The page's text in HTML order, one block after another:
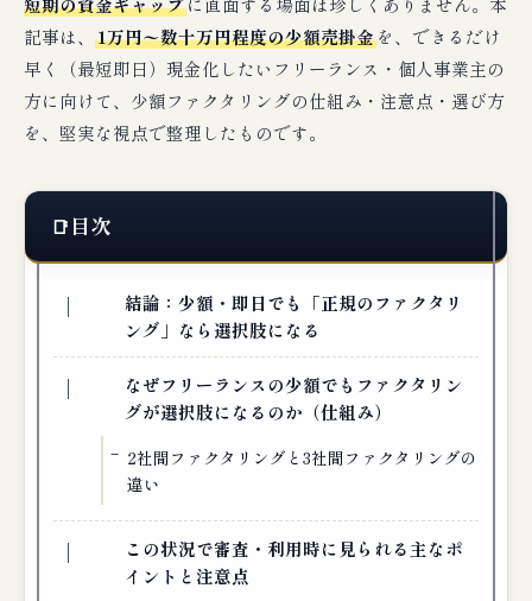
記事は、 1万円〜数十万円程度の少額売掛金を、できるだけ
早く（最短即日）現金化したいフリーランス・個人事業主の
方に向けて、少額ファクタリングの仕組み・注意点・選び方
を、堅実な視点で整理したものです。
目次
結論：少額・即日でも「正規のファクタリ
ング」なら選択肢になる
なぜフリーランスの少額でもファクタリン
グが選択肢になるのか（仕組み）
2社間ファクタリングと3社間ファクタリングの
違い
この状況で審査・利用時に見られる主なポ
イントと注意点